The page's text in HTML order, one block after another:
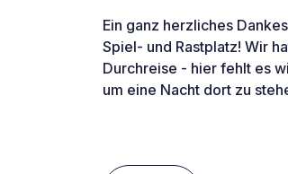
Ein ganz herzliches
Spiel- und Rastplatz! Wir
Durchreise - hier fehlt es
um eine Nacht dort zu